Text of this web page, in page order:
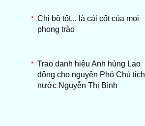
Chi bộ tốt... là cái cốt của mọi
phong trào
Trao danh hiệu Anh hùng Lao
động cho nguyên Phó Chủ tịch
nước Nguyễn Thị Bình